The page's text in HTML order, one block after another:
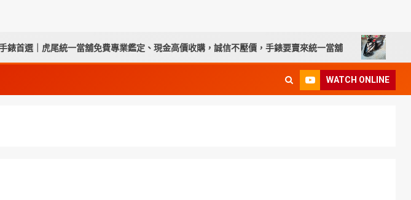
｜虎尾統一當舖免費專業鑑定、現金高價收購，誠信不壓價，手錶要賣來統一當舖 台北流當
WATCH ONLINE